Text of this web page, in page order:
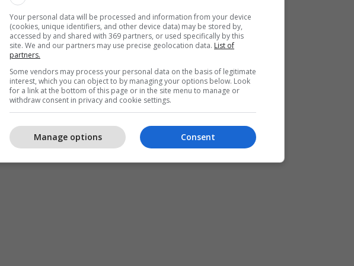
një numër i ushtarëve vendas u arratisën
amerikanë dhe katër trupa të Nigerit u vranë.
përshkruan shtatë forca amerikane dhe katër
në këmbë, nën zjarrin e armëve. /Telegrafi/
Your personal data will be processed and information from your device
(cookies, unique identifiers, and other device data) may be stored by,
accessed by and shared with 369 partners, or used specifically by this
site. We and our partners may use precise geolocation data. List of
partners.
Some vendors may process your personal data on the basis of legitimate
interest, which you can object to by managing your options below. Look
for a link at the bottom of this page or in the site menu to manage or
withdraw consent in privacy and cookie settings.
Consent
Manage options